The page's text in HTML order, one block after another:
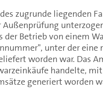
zugrunde liegenden
der Betrieb von einem
unter der
worden war. Das
handelte,
generiert worden